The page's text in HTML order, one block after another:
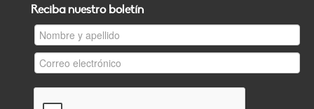
Reciba nuestro boletín